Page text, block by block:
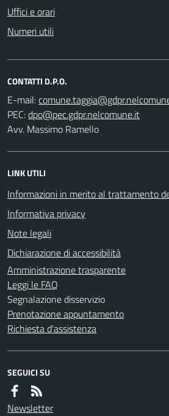
Uffici e orari
Numeri utili
CONTATTI D.P.O.
E-mail:
PEC:
Avv. Massimo Ramello
LINK UTILI
Informazioni in merito al trattamento
Informativa privacy
Note legali
Dichiarazione di accessibilità
Amministrazione trasparente
Leggi le FAQ
Segnalazione disservizio
Prenotazione appuntamento
Richiesta d'assistenza
SEGUICI SU
Newsletter